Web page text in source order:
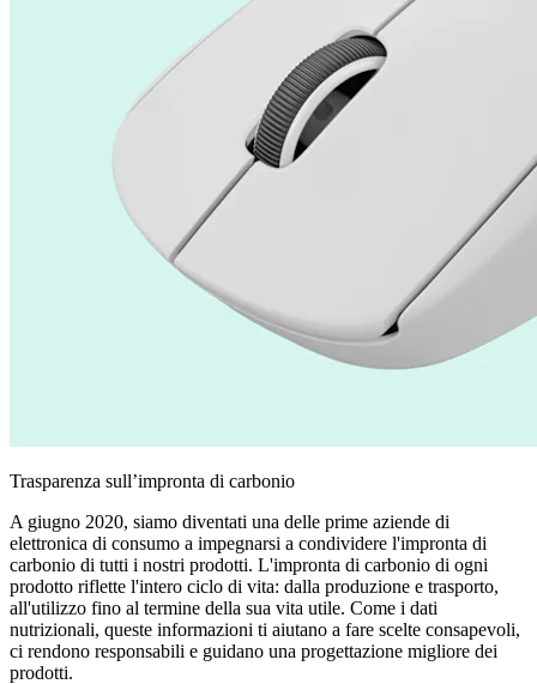
Trasparenza sull’impronta di carbonio
A giugno 2020, siamo diventati una delle prime aziende di
elettronica di consumo a impegnarsi a condividere l'impronta di
carbonio di tutti i nostri prodotti. L'impronta di carbonio di ogni
prodotto riflette l'intero ciclo di vita: dalla produzione e trasporto,
all'utilizzo fino al termine della sua vita utile. Come i dati
nutrizionali, queste informazioni ti aiutano a fare scelte consapevoli,
ci rendono responsabili e guidano una progettazione migliore dei
prodotti.